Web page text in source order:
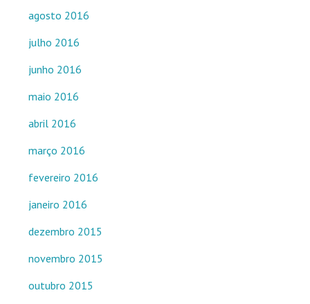
agosto 2016
julho 2016
junho 2016
maio 2016
abril 2016
março 2016
fevereiro 2016
janeiro 2016
dezembro 2015
novembro 2015
outubro 2015